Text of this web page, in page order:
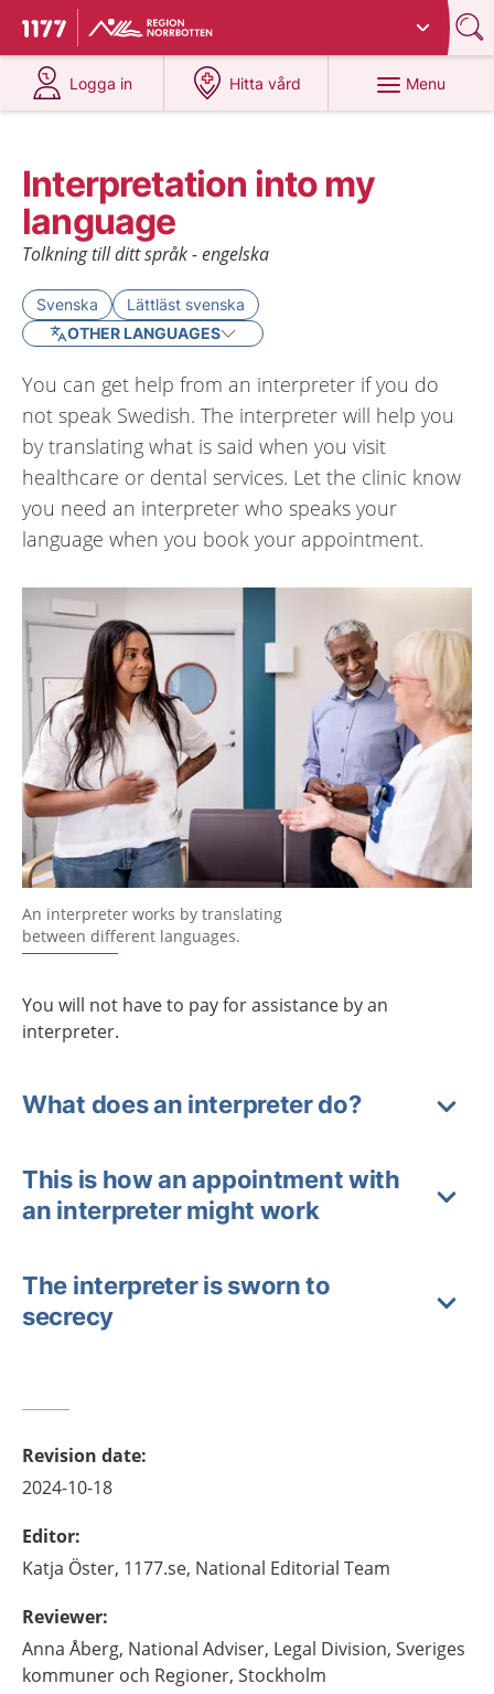
To start page for 1177
Du har valt region
Logga in
at 1177.se
Hitta vård
at 1177.se
Menu
Interpretation into my
language
Tolkning till ditt språk - engelska
Svenska
Lättläst svenska
OTHER LANGUAGES
You can get help from an interpreter if you do
not speak Swedish. The interpreter will help you
by translating what is said when you visit
healthcare or dental services. Let the clinic know
you need an interpreter who speaks your
language when you book your appointment.
An interpreter works by translating
between different languages.
You will not have to pay for assistance by an
interpreter.
What does an interpreter do?
This is how an appointment with
an interpreter might work
The interpreter is sworn to
secrecy
Revision date:
2024-10-18
Editor:
Katja Öster, 1177.se, National Editorial Team
Reviewer:
Anna Åberg, National Adviser, Legal Division, Sveriges
kommuner och Regioner, Stockholm